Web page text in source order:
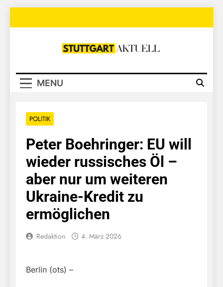
Stuttgart
MENU
POLITIK
Peter Boehringer: EU will
wieder russisches Öl –
aber nur um weiteren
Ukraine-Kredit zu
ermöglichen
Redaktion 4. März 2026
Berlin (ots) –